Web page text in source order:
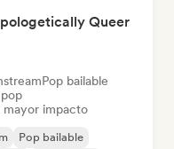
Queer
Pop bailable
mayor impacto
Pop bailable